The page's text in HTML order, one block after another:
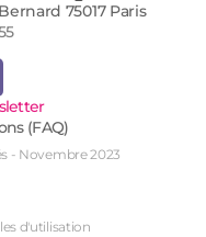
75017 Paris
(FAQ)
- Novembre 2023
d'utilisation